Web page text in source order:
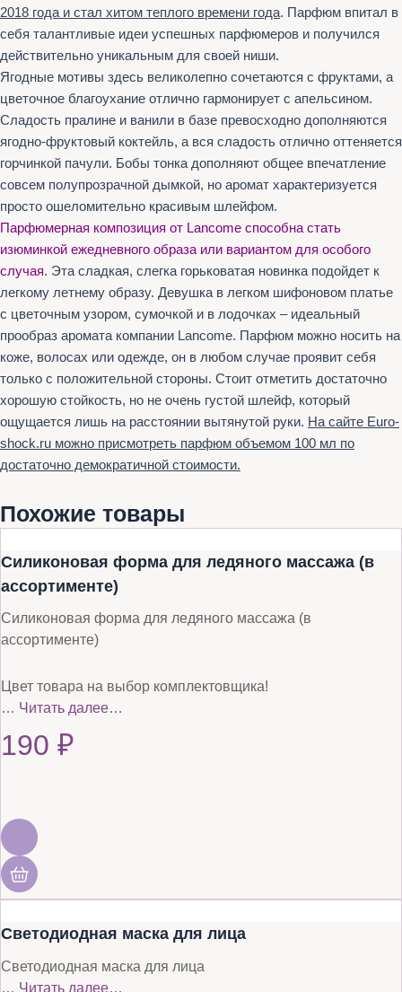
2018 года и стал хитом теплого времени года. Парфюм впитал в
себя талантливые идеи успешных парфюмеров и получился
действительно уникальным для своей ниши.
Ягодные мотивы здесь великолепно сочетаются с фруктами, а
цветочное благоухание отлично гармонирует с апельсином.
Сладость пралине и ванили в базе превосходно дополняются
ягодно-фруктовый коктейль, а вся сладость отлично оттеняется
горчинкой пачули. Бобы тонка дополняют общее впечатление
совсем полупрозрачной дымкой, но аромат характеризуется
просто ошеломительно красивым шлейфом.
Парфюмерная композиция от Lancome способна стать
изюминкой ежедневного образа или вариантом для особого
случая. Эта сладкая, слегка горьковатая новинка подойдет к
легкому летнему образу. Девушка в легком шифоновом платье
с цветочным узором, сумочкой и в лодочках – идеальный
прообраз аромата компании Lancome. Парфюм можно носить на
коже, волосах или одежде, он в любом случае проявит себя
только с положительной стороны. Стоит отметить достаточно
хорошую стойкость, но не очень густой шлейф, который
ощущается лишь на расстоянии вытянутой руки. На сайте Euro-
shock.ru можно присмотреть парфюм объемом 100 мл по
достаточно демократичной стоимости.
Похожие товары
Силиконовая форма для ледяного массажа (в
ассортименте)
Силиконовая форма для ледяного массажа (в
ассортименте)
Цвет товара на выбор комплектовщика!
… Читать далее…
190 ₽
Светодиодная маска для лица
Светодиодная маска для лица
… Читать далее…